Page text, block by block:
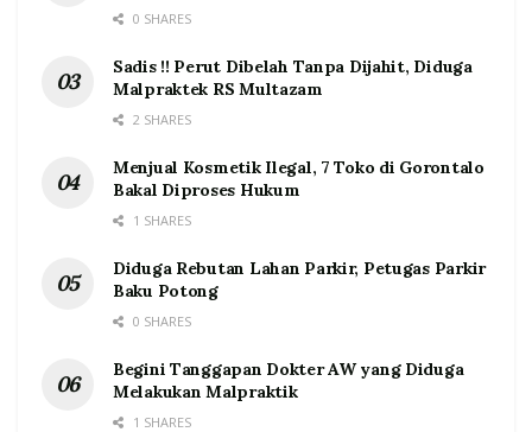
0 SHARES
Sadis !! Perut Dibelah Tanpa Dijahit, Diduga
Malpraktek RS Multazam
2 SHARES
Menjual Kosmetik Ilegal, 7 Toko di Gorontalo
Bakal Diproses Hukum
1 SHARES
Diduga Rebutan Lahan Parkir, Petugas Parkir
Baku Potong
0 SHARES
Begini Tanggapan Dokter AW yang Diduga
Melakukan Malpraktik
1 SHARES